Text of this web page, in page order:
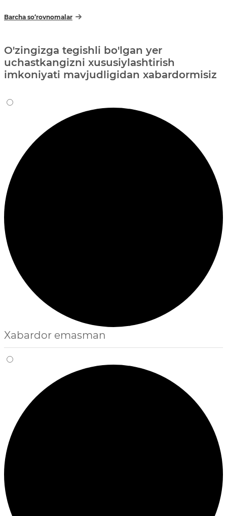
Barcha so‘rovnomalar
O'zingizga tegishli bo'lgan yer
uchastkangizni xususiylashtirish
imkoniyati mavjudligidan xabardormisiz
Xabardor emasman